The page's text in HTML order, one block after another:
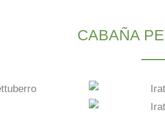
CABAÑA